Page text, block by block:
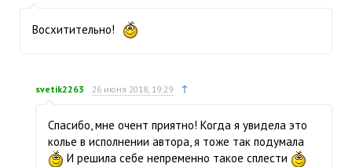
Восхитительно!
svetik2263 26 июня 2018, 19:29 ↑
Спасибо, мне очент приятно! Когда я увидела это
колье в исполнении автора, я тоже так подумала
И решила себе непременно такое сплести